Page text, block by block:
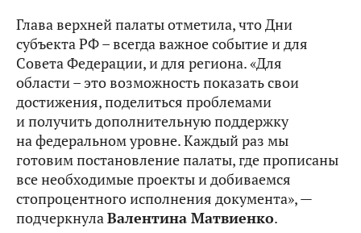
Глава верхней палаты отметила, что Дни
субъекта РФ – всегда важное событие и для
Совета Федерации, и для региона. «Для
области – это возможность показать свои
достижения, поделиться проблемами
и получить дополнительную поддержку
на федеральном уровне. Каждый раз мы
готовим постановление палаты, где прописаны
все необходимые проекты и добиваемся
стопроцентного исполнения документа», —
подчеркнулаВалентина Матвиенко.